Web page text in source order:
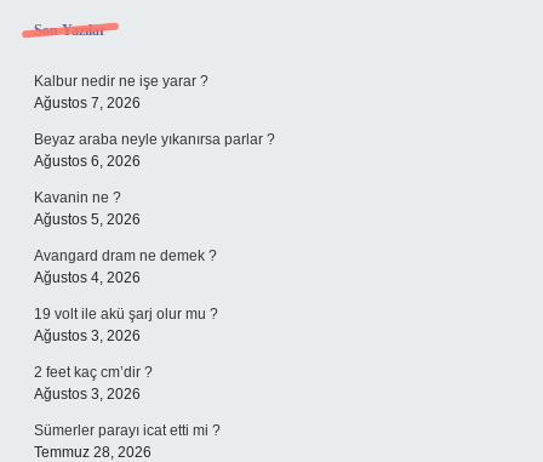
Sidebar
Son Yazılar
Kalbur nedir ne işe yarar ?
Ağustos 7, 2026
Beyaz araba neyle yıkanırsa parlar ?
Ağustos 6, 2026
Kavanin ne ?
Ağustos 5, 2026
Avangard dram ne demek ?
Ağustos 4, 2026
19 volt ile akü şarj olur mu ?
Ağustos 3, 2026
2 feet kaç cm’dir ?
Ağustos 3, 2026
Sümerler parayı icat etti mi ?
Temmuz 28, 2026